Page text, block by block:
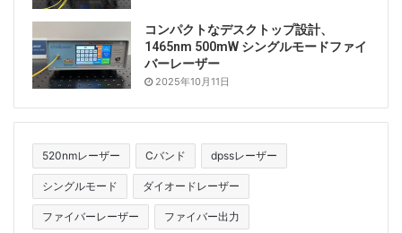
コンパクトなデスクトップ設計、
1465nm 500mW シングルモードファイ
バーレーザー
2025年10月11日
520nmレーザー Cバンド dpssレーザー
シングルモード ダイオードレーザー
ファイバーレーザー ファイバー出力